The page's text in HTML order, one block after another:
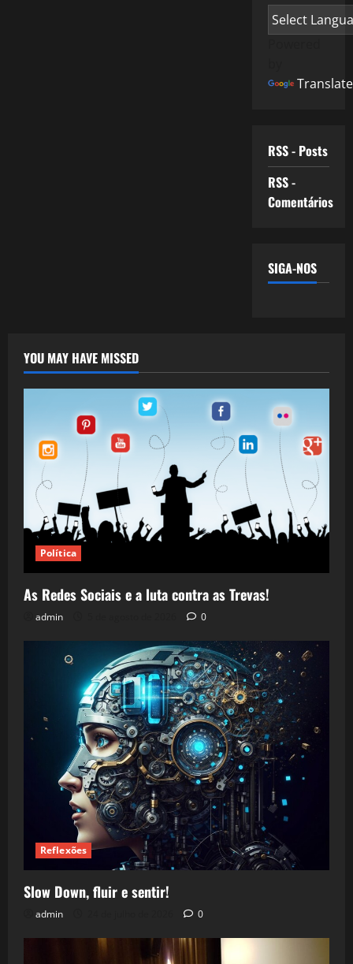
Translate
RSS - Posts
RSS -
Comentários
SIGA-NOS
YOU MAY HAVE MISSED
Política
As Redes Sociais e a luta contra as Trevas!
admin 0
Reflexões
Slow Down, fluir e sentir!
admin 0